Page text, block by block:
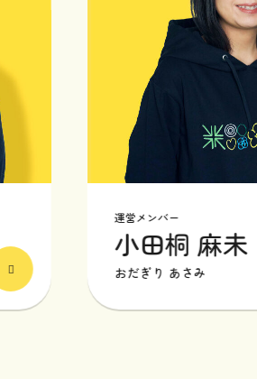
運営メンバー
小田桐 麻未
おだぎり あさみ